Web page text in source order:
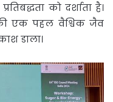
को दर्शाता है।
की एक पहल वैश्विक जैव
डाला।